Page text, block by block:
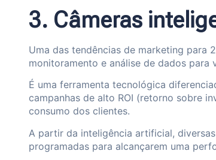
3. Câmeras
Uma das tendências de marketing para
monitoramento e análise de dados para
É uma ferramenta tecnológica
campanhas de alto ROI (retorno sobre
consumo dos clientes.
A partir da inteligência artificial,
programadas para alcançarem uma